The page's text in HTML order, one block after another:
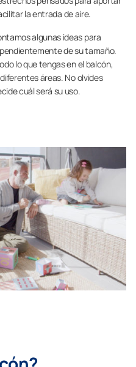
la entrada de aire.
algunas ideas para
de su tamaño.
lo que tengas en el balcón,
áreas. No olvides
cuál será su uso.